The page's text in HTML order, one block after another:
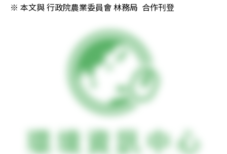
※ 本文與 行政院農業委員會 林務局  合作刊登